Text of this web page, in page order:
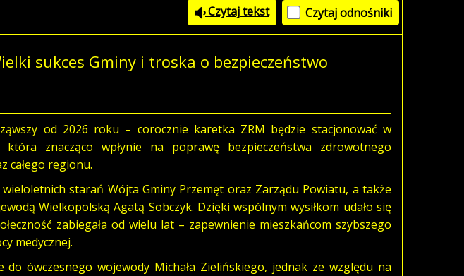
Czytaj tekst Czytaj odnośniki
sukces Gminy i troska o bezpieczeństwo
od 2026 roku – corocznie karetka ZRM będzie stacjonować w
która znacząco wpłynie na poprawę bezpieczeństwa zdrowotnego
całego regionu.
starań Wójta Gminy Przemęt oraz Zarządu Powiatu, a także
Wielkopolską Agatą Sobczyk. Dzięki wspólnym wysiłkom udało się
zabiegała od wielu lat – zapewnienie mieszkańcom szybszego
medycznej.
do ówczesnego wojewody Michała Zielińskiego, jednak ze względu na